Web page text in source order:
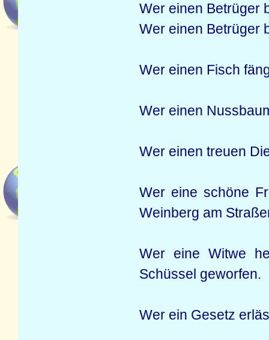
Wer einen Betrüger
Wer einen Betrüger
Wer einen Fisch
Wer einen
Wer einen treuen
Wer eine schöne
Weinberg am
Wer eine Witwe
Schüssel geworfen.
Wer ein Gesetz